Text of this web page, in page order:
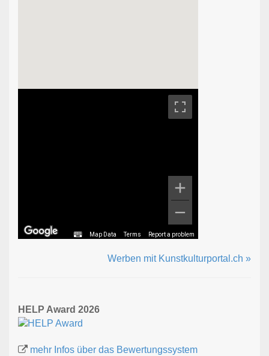
Map Data Terms Report a problem
Werben mit Kunstkulturportal.ch »
HELP Award 2026
mehr Infos über das Bewertungssystem